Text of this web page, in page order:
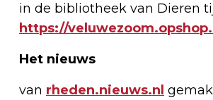
in de bibliotheek van Dieren
https://
Het nieuws
van rheden.nieuws.nl